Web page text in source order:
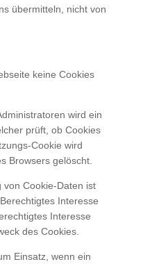
übermitteln, nicht von
keine Cookies
wird ein
prüft, ob Cookies
Cookie wird
Browsers gelöscht.
von Cookie-Daten ist
Interesse
Interesse
des Cookies.
Einsatz, wenn ein